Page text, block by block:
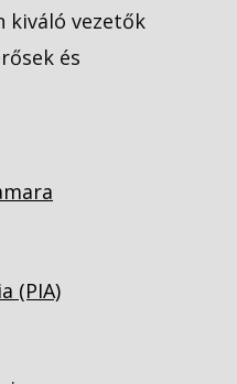
kiváló vezetők
és
(PIA)